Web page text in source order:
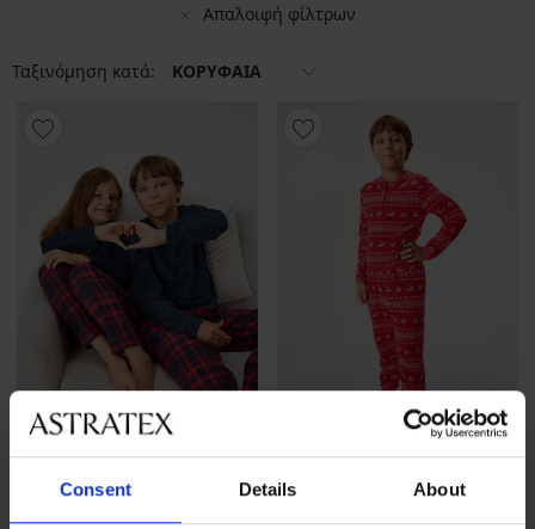
Consent Details About
Απαλοιφή φίλτρων
Ταξινόμηση κατά: ΚΟΡΥΦΑΙΑ
Ξεπούλημα -70%
Βαμβακερή παιδική πιτζάμα
Παιδική ζεστή πιτζάμα